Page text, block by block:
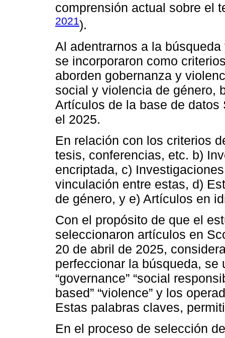
comprensión actual sobre el
2021).
Al adentrarnos a la
se incorporaron como
aborden gobernanza y
social y violencia de género,
Artículos de la base de
el 2025.
En relación con los criterios
tesis, conferencias, etc. b)
encriptada, c)
vinculación entre estas, d)
de género, y e) Artículos en
Con el propósito de que el
seleccionaron artículos en
20 de abril de 2025,
perfeccionar la búsqueda,
“governance” “social
based” “violence” y los
Estas palabras claves,
En el proceso de selección